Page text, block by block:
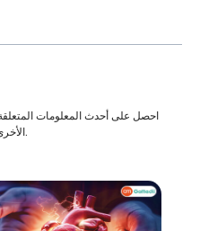
احصل على أحدث المعلومات
الأخرى ذات الصلة لجعل حياتك أكثر صحة وأفضل.